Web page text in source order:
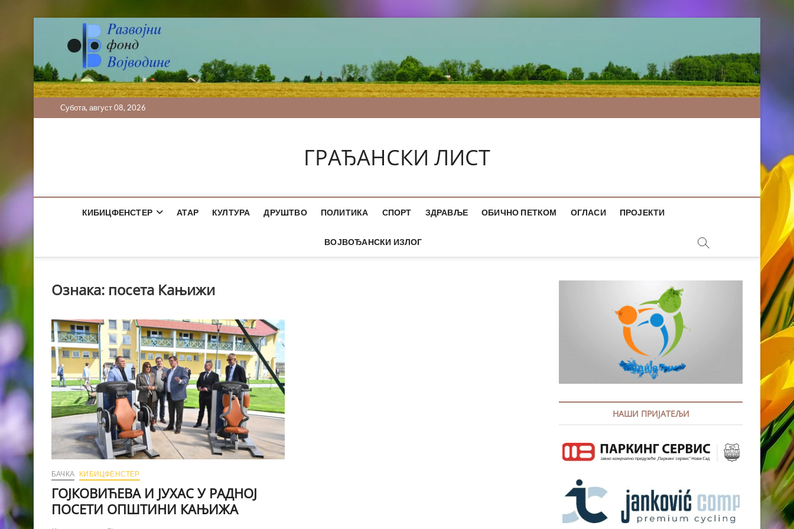
Субота, август 08, 2026
ГРАЂАНСКИ ЛИСТ
КИБИЦФЕНСТЕР АТАР КУЛТУРА ДРУШТВО ПОЛИТИКА СПОРТ ЗДРАВЉЕ ОБИЧНО ПЕТКОМ ОГЛАСИ ПРОЈЕКТИ
ВОЈВОЂАНСКИ ИЗЛОГ
Ознака: посета Кањижи
БАЧКА КИБИЦФЕНСТЕР
ГОЈКОВИЋЕВА И ЈУХАС У РАДНОЈ
ПОСЕТИ ОПШТИНИ КАЊИЖА
НАШИ ПРИЈАТЕЉИ